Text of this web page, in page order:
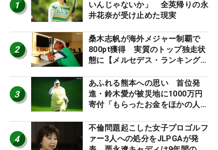
1
いんじゃないか」 全英帰りの永
井花奈が受け止めた現実
2
桑木志帆が海外メジャー制覇で
800pt獲得 実質のトップ独走状
態に【メルセデス・ランキング番
3
あふれる熊本への思い 首位発
進・鈴木愛が被災地に1000万円
寄付「もらったお金をほかの人
4
不倫問題起こした女子プロゴルフ
ァー3人への処分をJLPGAが発